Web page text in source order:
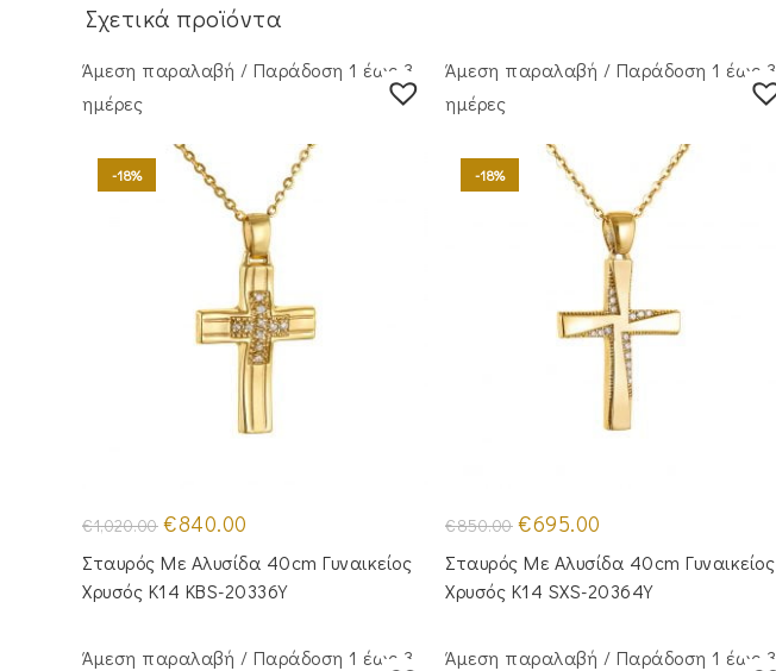
Σχετικά προϊόντα
Άμεση παραλαβή / Παράδoση 1 έως 3
ημέρες
-18%
€1,020.00 Original
price
was:
€1,020.00.
€840.00
τιμή
είναι:
€840.00.
Σταυρός Mε Aλυσίδα 40cm Γυναικείος
Χρυσός Κ14 KBS-20336Y
Άμεση παραλαβή / Παράδoση 1 έως 3
ημέρες
-18%
€850.00 Original
price
was:
€850.00.
€695.00
τιμή
είναι:
€695.00.
Σταυρός Με Αλυσίδα 40cm Γυναικείος
Χρυσός Κ14 SXS-20364Y
Άμεση παραλαβή / Παράδoση 1 έως 3
Άμεση παραλαβή / Παράδoση 1 έως 3